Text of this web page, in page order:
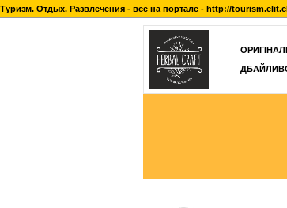
Туризм. Отдых. Развлечения - все на портале - http://